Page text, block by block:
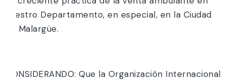
nuestro Departamento, en especial, en la Ciudad
de Malargüe.
CONSIDERANDO: Que la Organización Internacional